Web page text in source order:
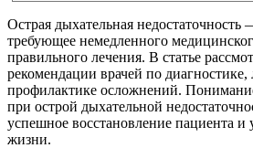
Острая дыхательная недостаточность
требующее немедленного
правильного лечения. В статье
рекомендации врачей по
профилактике осложнений.
при острой дыхательной
успешное восстановление пациента и
жизни.